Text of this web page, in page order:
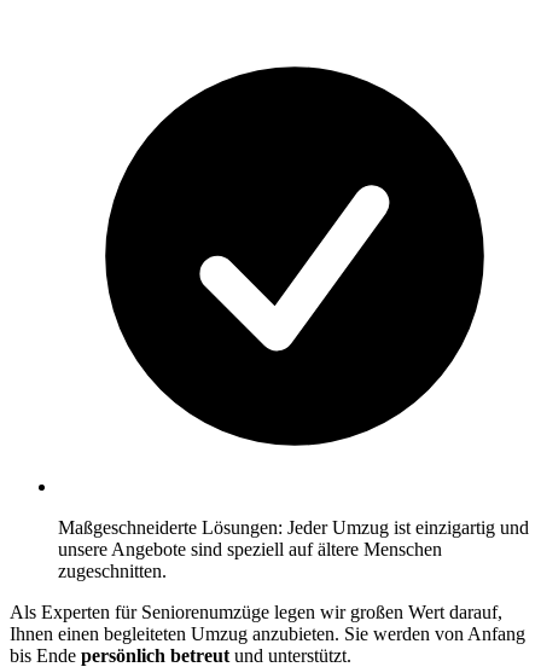
Maßgeschneiderte Lösungen: Jeder Umzug ist einzigartig und
unsere Angebote sind speziell auf ältere Menschen
zugeschnitten.
Als Experten für Seniorenumzüge legen wir großen Wert darauf,
Ihnen einen begleiteten Umzug anzubieten. Sie werden von Anfang
bis Ende persönlich betreut und unterstützt.